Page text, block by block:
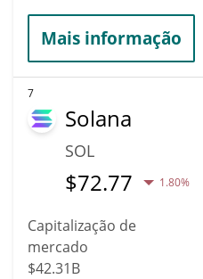
Mais informação
7
Solana
SOL
$72.77 1.80%
Capitalização de
mercado
$42.31B